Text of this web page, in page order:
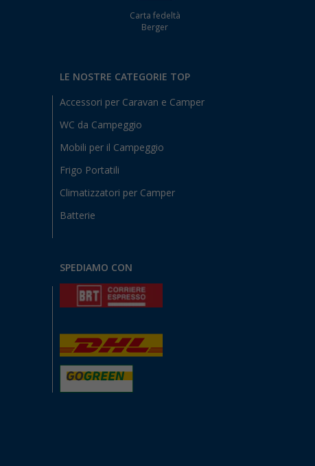
Carta fedeltà
Berger
LE NOSTRE CATEGORIE TOP
Accessori per Caravan e Camper
WC da Campeggio
Mobili per il Campeggio
Frigo Portatili
Climatizzatori per Camper
Batterie
SPEDIAMO CON